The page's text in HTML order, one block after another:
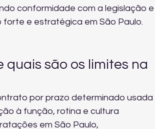
conformidade com a legislação e
e estratégica em São Paulo.
são os limites na
por prazo determinado usada
à função, rotina e cultura
em São Paulo,